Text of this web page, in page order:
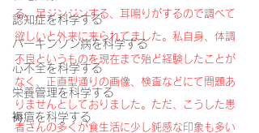
認知症を科学する
パーキンソン病を科学する
心不全を科学する
栄養管理を科学する
褥瘡を科学する
る、足ジンジンする、耳鳴りがするので調べて
欲しいと外来に来られてました。私自身、体調
不良というものを現在まで殆ど経験したことが
なく、正直型通りの画像、検査などにて問題あ
りませんとしておりました。ただ、こうした患
者さんの多くが食生活に少し鈍感な印象も多い